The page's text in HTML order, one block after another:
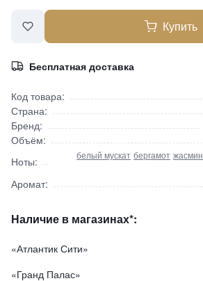
Купить
Бесплатная доставка
Код товара:
Страна:
Бренд:
Объём:
Ноты:
белый мускат бергамот жасмин
Аромат:
Наличие в магазинах*:
«Атлантик Сити»
«Гранд Палас»